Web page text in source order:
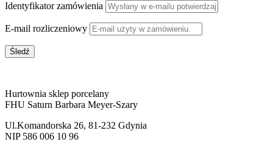
Identyfikator zamówienia
E-mail rozliczeniowy
Śledź
Hurtownia sklep porcelany
FHU Saturn Barbara Meyer-Szary
Ul.Komandorska 26, 81-232 Gdynia
NIP 586 006 10 96